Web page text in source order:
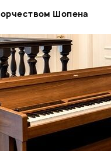
Шопена